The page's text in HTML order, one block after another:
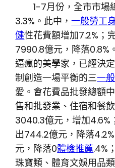
1-7月份，全市市場
3.3%。此中，一般勞工
健性花費額增加7.2%；
7990.8億元，降落0.8%
逼瘋的美學家，已經決
制創造一場平衡的三一
愛。會花費品批發總額
售和批發業、住宿和餐
3040.3億元，增加4.6%
出744.2億元，降落
元，降落0體檢推薦.4%
珠寶類、體育文娛用品